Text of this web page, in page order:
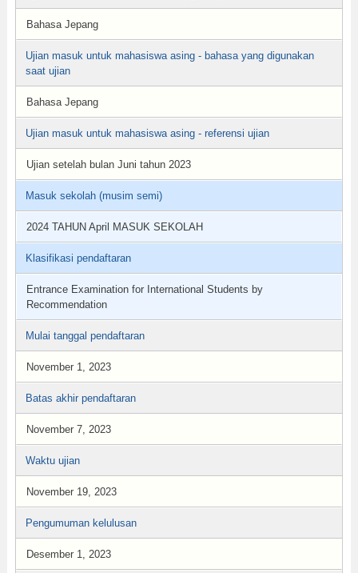
Bahasa Jepang
Ujian masuk untuk mahasiswa asing - bahasa yang digunakan
saat ujian
Bahasa Jepang
Ujian masuk untuk mahasiswa asing - referensi ujian
Ujian setelah bulan Juni tahun 2023
Masuk sekolah (musim semi)
2024 TAHUN April MASUK SEKOLAH
Klasifikasi pendaftaran
Entrance Examination for International Students by
Recommendation
Mulai tanggal pendaftaran
November 1, 2023
Batas akhir pendaftaran
November 7, 2023
Waktu ujian
November 19, 2023
Pengumuman kelulusan
Desember 1, 2023